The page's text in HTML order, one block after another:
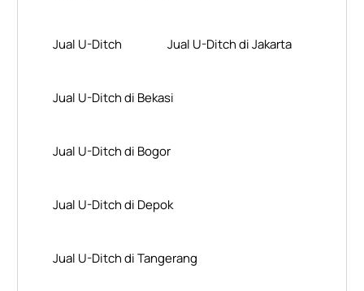
Jual U-Ditch Jual U-Ditch di Jakarta
Jual U-Ditch di Bekasi
Jual U-Ditch di Bogor
Jual U-Ditch di Depok
Jual U-Ditch di Tangerang